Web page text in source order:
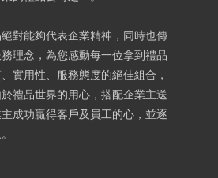
對能夠代表企業精神，同時也傳
理念，為您感動每一位拿到禮品
實用性、服務態度的絕佳組合，
禮品世界的用心，搭配企業主送
成功贏得客戶及員工的心，並逐